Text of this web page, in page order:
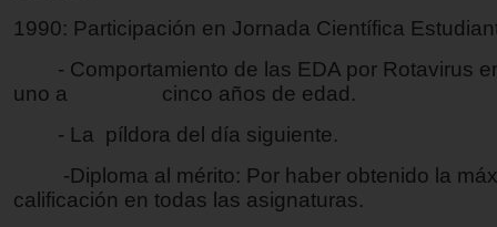
1990: Participación en Jornada Científica
- Comportamiento de las EDA por Rotavirus
uno a cinco años de edad.
- La píldora del día siguiente.
-Diploma al mérito: Por haber obtenido la
calificación en todas las asignaturas.